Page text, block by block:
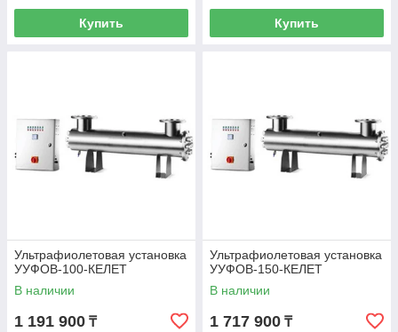
Купить Купить
Ультрафиолетовая установка
УУФОВ-100-КЕЛЕТ
В наличии
1 191 900 ₸
Ультрафиолетовая установка
УУФОВ-150-КЕЛЕТ
В наличии
1 717 900 ₸